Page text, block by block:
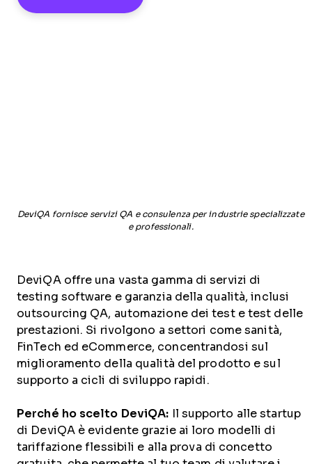
DeviQA fornisce servizi QA e consulenza per industrie specializzate
e professionali.
DeviQA offre una vasta gamma di servizi di
testing software e garanzia della qualità, inclusi
outsourcing QA, automazione dei test e test delle
prestazioni. Si rivolgono a settori come sanità,
FinTech ed eCommerce, concentrandosi sul
miglioramento della qualità del prodotto e sul
supporto a cicli di sviluppo rapidi.
Perché ho scelto DeviQA: Il supporto alle startup
di DeviQA è evidente grazie ai loro modelli di
tariffazione flessibili e alla prova di concetto